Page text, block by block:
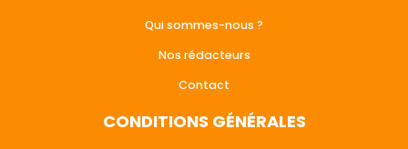
Qui sommes-nous ?
Nos rédacteurs
Contact
CONDITIONS GÉNÉRALES